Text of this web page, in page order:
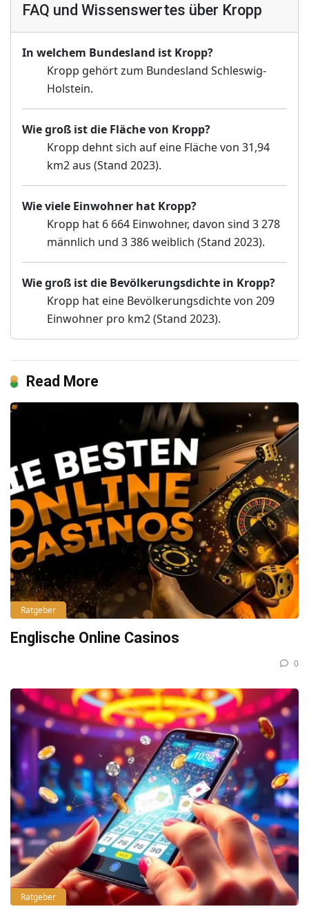
FAQ und Wissenswertes über Kropp
In welchem Bundesland ist Kropp?
Kropp gehört zum Bundesland Schleswig-
Holstein.
Wie groß ist die Fläche von Kropp?
Kropp dehnt sich auf eine Fläche von 31,94
km2 aus (Stand 2023).
Wie viele Einwohner hat Kropp?
Kropp hat 6 664 Einwohner, davon sind 3 278
männlich und 3 386 weiblich (Stand 2023).
Wie groß ist die Bevölkerungsdichte in Kropp?
Kropp hat eine Bevölkerungsdichte von 209
Einwohner pro km2 (Stand 2023).
Read More
Ratgeber
Englische Online Casinos
0
Ratgeber